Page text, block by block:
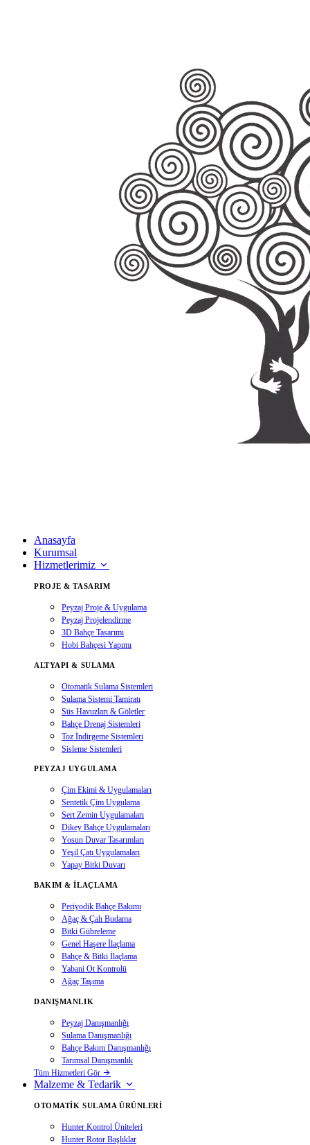
Anasayfa
Kurumsal
Hizmetlerimiz
PROJE & TASARIM
Peyzaj Proje & Uygulama
Peyzaj Projelendirme
3D Bahçe Tasarımı
Hobi Bahçesi Yapımı
ALTYAPI & SULAMA
Otomatik Sulama Sistemleri
Sulama Sistemi Tamiratı
Süs Havuzları & Göletler
Bahçe Drenaj Sistemleri
Toz İndirgeme Sistemleri
Sisleme Sistemleri
PEYZAJ UYGULAMA
Çim Ekimi & Uygulamaları
Sentetik Çim Uygulama
Sert Zemin Uygulamaları
Dikey Bahçe Uygulamaları
Yosun Duvar Tasarımları
Yeşil Çatı Uygulamaları
Yapay Bitki Duvarı
BAKIM & İLAÇLAMA
Periyodik Bahçe Bakımı
Ağaç & Çalı Budama
Bitki Gübreleme
Genel Haşere İlaçlama
Bahçe & Bitki İlaçlama
Yabani Ot Kontrolü
Ağaç Taşıma
DANIŞMANLIK
Peyzaj Danışmanlığı
Sulama Danışmanlığı
Bahçe Bakım Danışmanlığı
Tarımsal Danışmanlık
Tüm Hizmetleri Gör
Malzeme & Tedarik
OTOMATIK SULAMA ÜRÜNLERI
Hunter Kontrol Üniteleri
Hunter Rotor Başlıklar